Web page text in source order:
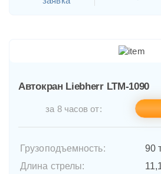
Автокран Liebherr LTM-1090
за 8 часов от:
Грузоподъемность:
90
Длина стрелы: